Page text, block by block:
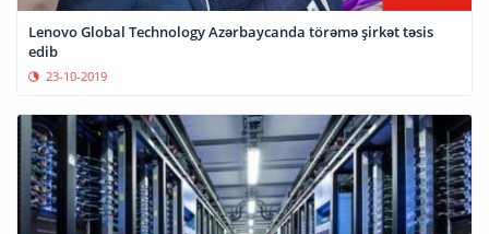
Lenovo Global Technology Azərbaycanda törəmə şirkət təsis
edib
23-10-2019